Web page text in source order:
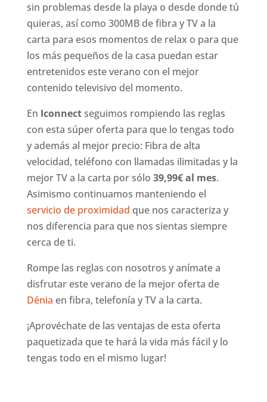
sin problemas desde la playa o desde donde tú
quieras, así como 300MB de fibra y TV a la
carta para esos momentos de relax o para que
los más pequeños de la casa puedan estar
entretenidos este verano con el mejor
contenido televisivo del momento.
En Iconnectseguimos rompiendo las reglas
con esta súper oferta para que lo tengas todo
y además al mejor precio: Fibra de alta
velocidad, teléfono con llamadas ilimitadas y la
mejor TV a la carta por sólo 39,99€ al mes.
Asimismo continuamos manteniendo el
servicio de proximidad que nos caracteriza y
nos diferencia para que nos sientas siempre
cerca de ti.
Rompe las reglas con nosotros y anímate a
disfrutar este verano de la mejor oferta de
Dénia en fibra, telefonía y TV a la carta.
¡Aprovéchate de las ventajas de esta oferta
paquetizada que te hará la vida más fácil y lo
tengas todo en el mismo lugar!